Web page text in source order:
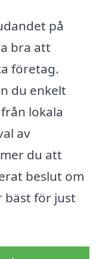
på
bra att
företag.
du enkelt
lokala
av
du att
beslut om
bäst för just